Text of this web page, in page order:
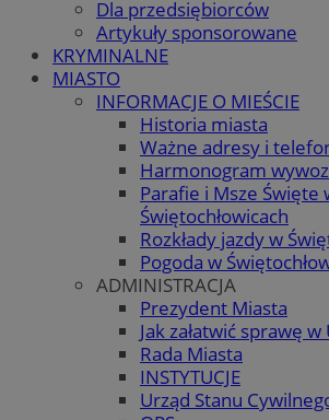
Dla przedsiębiorców
Artykuły sponsorowane
KRYMINALNE
MIASTO
INFORMACJE O MIEŚCIE
Historia miasta
Ważne adresy i
Harmonogram
Parafie i Msze Święte
Świętochłowicach
Rozkłady jazdy w
Pogoda w
ADMINISTRACJA
Prezydent Miasta
Jak załatwić sprawę
Rada Miasta
INSTYTUCJE
Urząd Stanu